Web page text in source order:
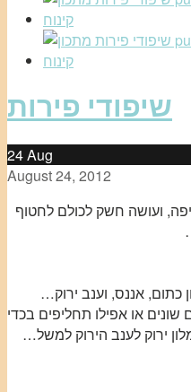
שיפודי פירות
24Aug
August 24, 2012
ועושה חשק לכולם לחטוף
כתום, אננס, וענב ירוק…
או אפילו תחליפים בכדי
ירוק לענב הירוק למשל…